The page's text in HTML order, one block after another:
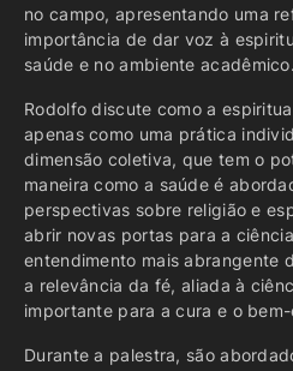
no campo, apresentando uma
importância de dar voz à
saúde e no ambiente acadêmico.
Rodolfo discute como a
apenas como uma prática
dimensão coletiva, que tem o
maneira como a saúde é
perspectivas sobre religião e
abrir novas portas para a
entendimento mais abrangente
a relevância da fé, aliada à
importante para a cura e o bem-
Durante a palestra, são